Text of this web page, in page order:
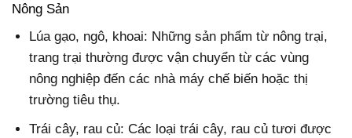
Nông Sản
Lúa gạo, ngô, khoai: Những sản phẩm từ nông trại,
trang trại thường được vận chuyển từ các vùng
nông nghiệp đến các nhà máy chế biến hoặc thị
trường tiêu thụ.
Trái cây, rau củ: Các loại trái cây, rau củ tươi được